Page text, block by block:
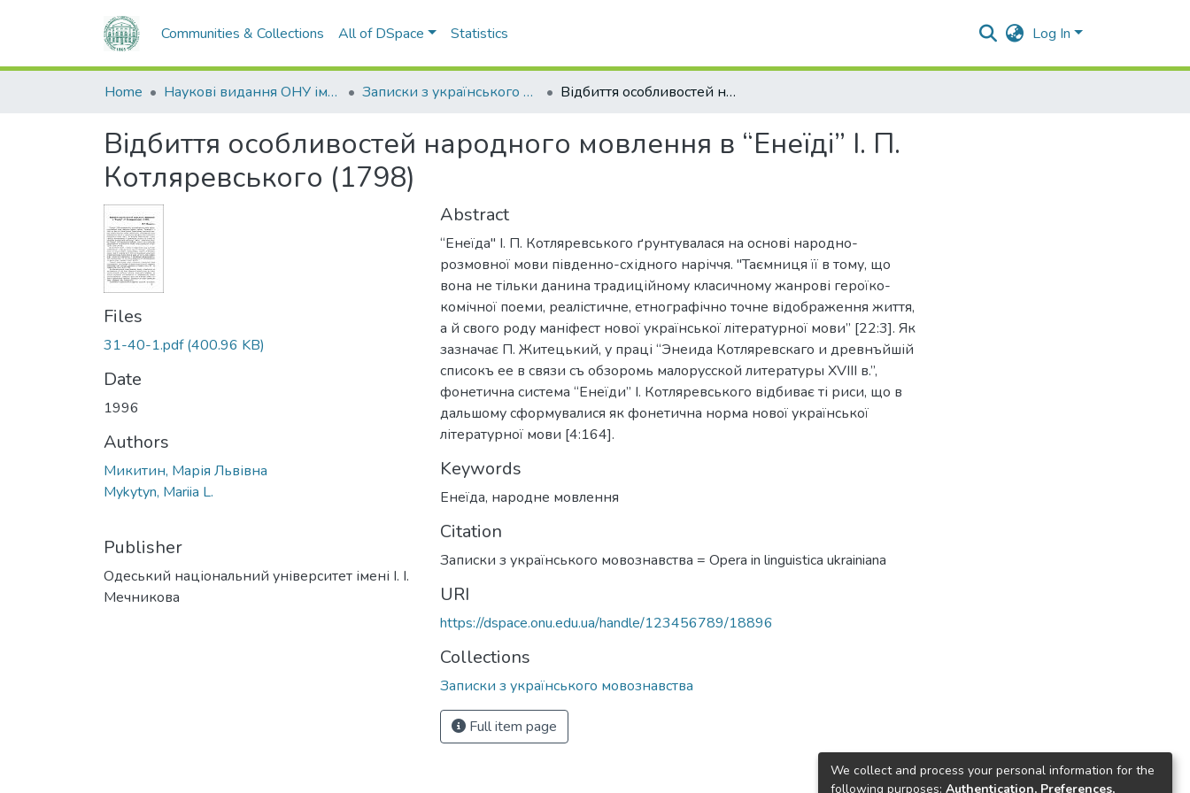
Communities & Collections All of DSpace Statistics Log In
Home Наукові видання ОНУ імені І. І. Мечникова Записки з українського мовознавства Відбиття особливостей народного мовлення в “Енеїді” І. П. Котляревського (1798)
Відбиття особливостей народного мовлення в “Енеїді” І. П.
Котляревського (1798)
Files
31-40-1.pdf(400.96 KB)
Date
1996
Authors
Микитин, Марія Львівна
Mykytyn, Mariia L.
Publisher
Одеський національний університет імені І. І.
Мечникова
Abstract
“Енеїда" І. П. Котляревського ґрунтувалася на основі народно-
розмовної мови південно-східного наріччя. "Таємниця її в тому, що
вона не тільки данина традиційному класичному жанрові героїко-
комічної поеми, реалістичне, етнографічно точне відображення життя,
а й свого роду маніфест нової української літературної мови” [22:3]. Як
зазначає П. Житецький, у праці “Энеида Котляревскаго и древнъйшій
списокъ ее в связи съ обзоромь малорусской литературы XVIII в.”,
фонетична система “Енеїди” І. Котляревського відбиває ті риси, що в
дальшому сформувалися як фонетична норма нової української
літературної мови [4:164].
Keywords
Енеїда, народне мовлення
Citation
Записки з українського мовознавства = Opera in linguistica ukrainiana
URI
https://dspace.onu.edu.ua/handle/123456789/18896
Collections
Записки з українського мовознавства
Full item page
We collect and process your personal information for the
following purposes: Authentication, Preferences,